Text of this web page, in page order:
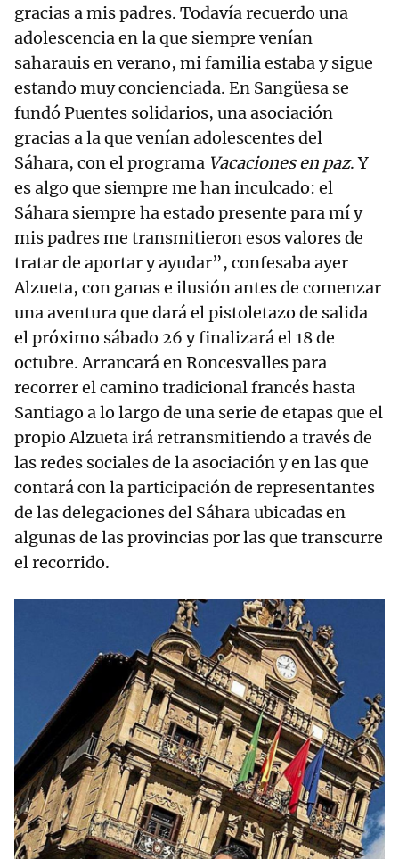
gracias a mis padres. Todavía recuerdo una
adolescencia en la que siempre venían
saharauis en verano, mi familia estaba y sigue
estando muy concienciada. En Sangüesa se
fundó Puentes solidarios, una asociación
gracias a la que venían adolescentes del
Sáhara, con el programa Vacaciones en paz. Y
es algo que siempre me han inculcado: el
Sáhara siempre ha estado presente para mí y
mis padres me transmitieron esos valores de
tratar de aportar y ayudar”, confesaba ayer
Alzueta, con ganas e ilusión antes de comenzar
una aventura que dará el pistoletazo de salida
el próximo sábado 26 y finalizará el 18 de
octubre. Arrancará en Roncesvalles para
recorrer el camino tradicional francés hasta
Santiago a lo largo de una serie de etapas que el
propio Alzueta irá retransmitiendo a través de
las redes sociales de la asociación y en las que
contará con la participación de representantes
de las delegaciones del Sáhara ubicadas en
algunas de las provincias por las que transcurre
el recorrido.